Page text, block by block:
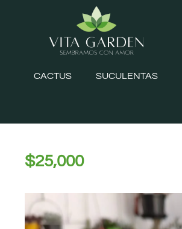
CACTUS SUCULENTAS
$25,000